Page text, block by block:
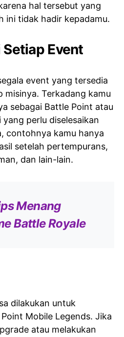
hal tersebut yang
ini tidak hadir kepadamu.
Event
event yang tersedia
misinya. Terkadang kamu
sebagai Battle Point atau
yang perlu diselesaikan
contohnya kamu hanya
setelah pertempurans,
dan lain-lain.
Menang
Battle Royale
dilakukan untuk
Mobile Legends. Jika
atau melakukan